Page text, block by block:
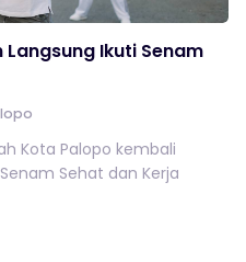
Langsung Ikuti Senam
Kota Palopo kembali
Sehat dan Kerja